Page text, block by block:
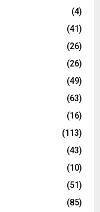
(4)
(41)
(26)
(26)
(49)
(63)
(16)
(113)
(43)
(10)
(51)
(85)